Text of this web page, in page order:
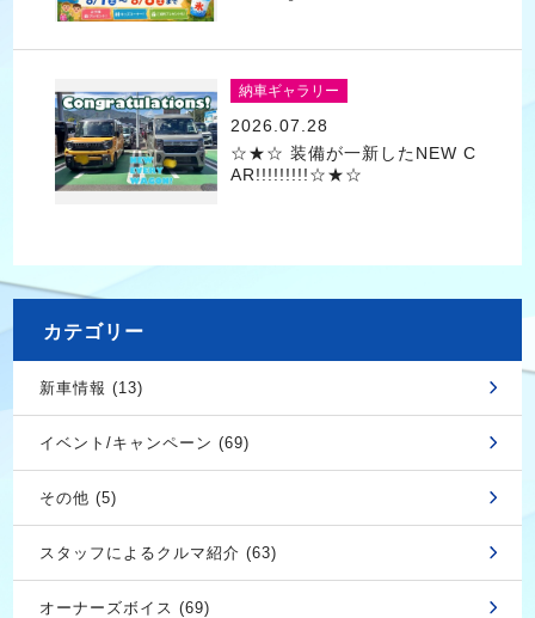
納車ギャラリー
2026.07.28
☆★☆ 装備が一新したNEW C
AR!!!!!!!!!☆★☆
カテゴリー
新車情報 (13)
イベント/キャンペーン (69)
その他 (5)
スタッフによるクルマ紹介 (63)
オーナーズボイス (69)